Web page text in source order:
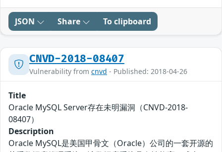
JSON Share To clipboard
CNVD-2018-08407
Vulnerability from cnvd - Published: 2018-04-26
Title
Oracle MySQL Server存在未明漏洞（CNVD-2018-
08407）
Description
Oracle MySQL是美国甲骨文（Oracle）公司的一套开源的